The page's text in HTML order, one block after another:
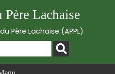
Lachaise
Père Lachaise (APPL)